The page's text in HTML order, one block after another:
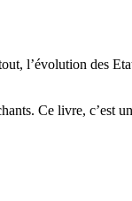
l’évolution des
Ce livre, c’est